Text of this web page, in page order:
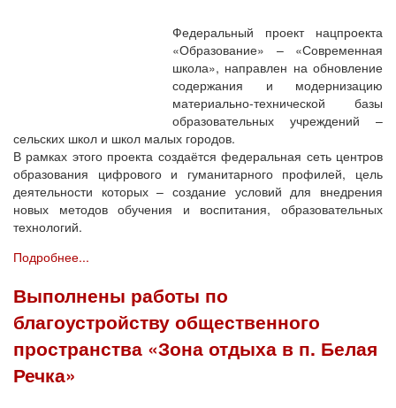
Федеральный проект нацпроекта
«Образование» – «Современная
школа», направлен на обновление
содержания и модернизацию
материально-технической базы
образовательных учреждений –
сельских школ и школ малых городов.
В рамках этого проекта создаётся федеральная сеть центров
образования цифрового и гуманитарного профилей, цель
деятельности которых – создание условий для внедрения
новых методов обучения и воспитания, образовательных
технологий.
Подробнее...
Выполнены работы по
благоустройству общественного
пространства «Зона отдыха в п. Белая
Речка»